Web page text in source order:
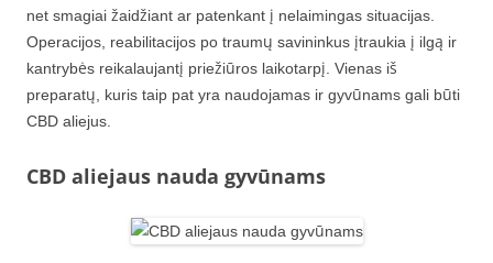
net smagiai žaidžiant ar patenkant į nelaimingas situacijas.
Operacijos, reabilitacijos po traumų savininkus įtraukia į ilgą ir
kantrybės reikalaujantį priežiūros laikotarpį. Vienas iš
preparatų, kuris taip pat yra naudojamas ir gyvūnams gali būti
CBD aliejus.
CBD aliejaus nauda gyvūnams